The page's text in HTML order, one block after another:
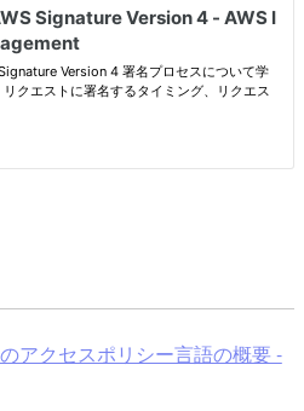
アクセスポリシー言語の概要 -